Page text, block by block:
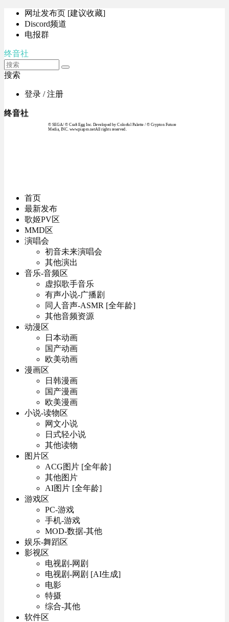
网址发布页 [建议收藏]
Discord频道
电报群
终音社
搜索
登录 / 注册
终音社
© SEGA / © Craft Egg Inc. Developed by Colorful Palette / © Crypton Future
Media, INC. www.piapro.netAll rights reserved.
首页
最新发布
歌姬PV区
MMD区
演唱会
初音未来演唱会
其他演出
音乐-音频区
虚拟歌手音乐
有声小说-广播剧
同人音声-ASMR [全年龄]
其他音频资源
动漫区
日本动画
国产动画
欧美动画
漫画区
日韩漫画
国产漫画
欧美漫画
小说-读物区
网文小说
日式轻小说
其他读物
图片区
ACG图片 [全年龄]
其他图片
AI图片 [全年龄]
游戏区
PC-游戏
手机-游戏
MOD-数据-其他
娱乐-舞蹈区
影视区
电视剧-网剧
电视剧-网剧 [AI生成]
电影
特摄
综合-其他
软件区